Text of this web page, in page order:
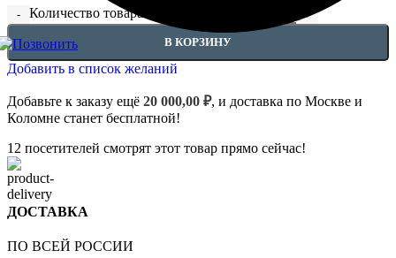
Количество товара Капители - 4.11.101
В КОРЗИНУ
Добавить в список желаний
Добавьте к заказу ещё 20 000,00 ₽, и доставка по Москве и
Коломне станет бесплатной!
12 посетителей смотрят этот товар прямо сейчас!
ДОСТАВКА
ПО ВСЕЙ РОССИИ